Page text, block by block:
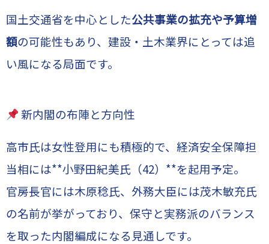
国土交通省を中心とした公共事業の拡充や予算増
額の可能性もあり、建設・土木業界にとっては追
い風になる局面です。
新内閣の布陣と方向性
高市氏は女性登用にも積極的で、経済安全保障担
当相には**小野田紀美氏（42）**を起用予定。
官房長官には木原稔氏、外務大臣には茂木敏充氏
の名前が挙がっており、保守と実務派のバランス
を取った内閣編成になる見通しです。